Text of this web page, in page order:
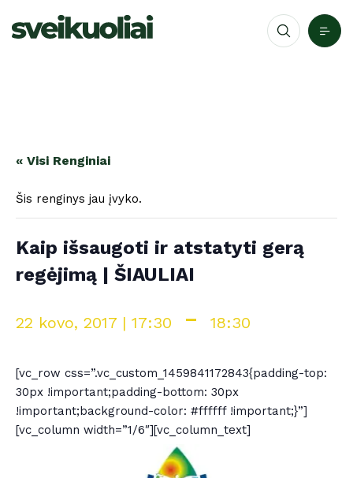
« Visi Renginiai
Šis renginys jau įvyko.
Kaip išsaugoti ir atstatyti gerą
regėjimą | ŠIAULIAI
22 kovo, 2017 | 17:30 - 18:30
[vc_row css=”.vc_custom_1459841172843{padding-top:
30px !important;padding-bottom: 30px
!important;background-color: #ffffff !important;}”]
[vc_column width=”1/6″][vc_column_text]